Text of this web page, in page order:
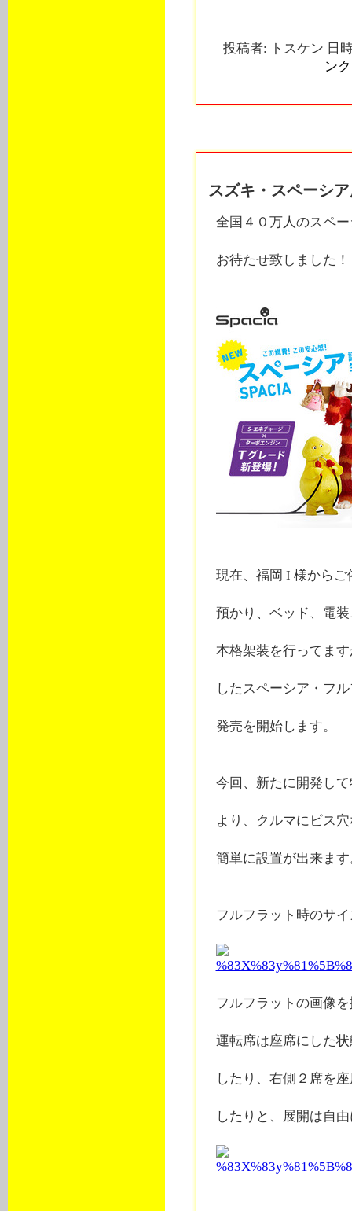
投稿者: トスケン 日
ンク
スズキ・スペーシ
全国４０万人のスペ
お待たせ致しました！
現在、福岡 I 様から
預かり、ベッド、電
本格架装を行ってま
したスペーシア・フ
発売を開始します。
今回、新たに開発し
より、クルマにビス
簡単に設置が出来ます
フルフラット時のサ
フルフラットの画像
運転席は座席にした
したり、右側２席を
したりと、展開は自